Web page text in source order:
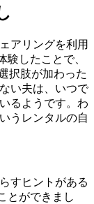
アリングを利用
験したことで、
択肢が加わった
い夫は、いつで
るようです。わ
うレンタルの自
すヒントがある
とができまし